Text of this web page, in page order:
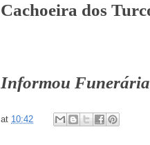
Cachoeira dos
Informou Funerária
at 10:42